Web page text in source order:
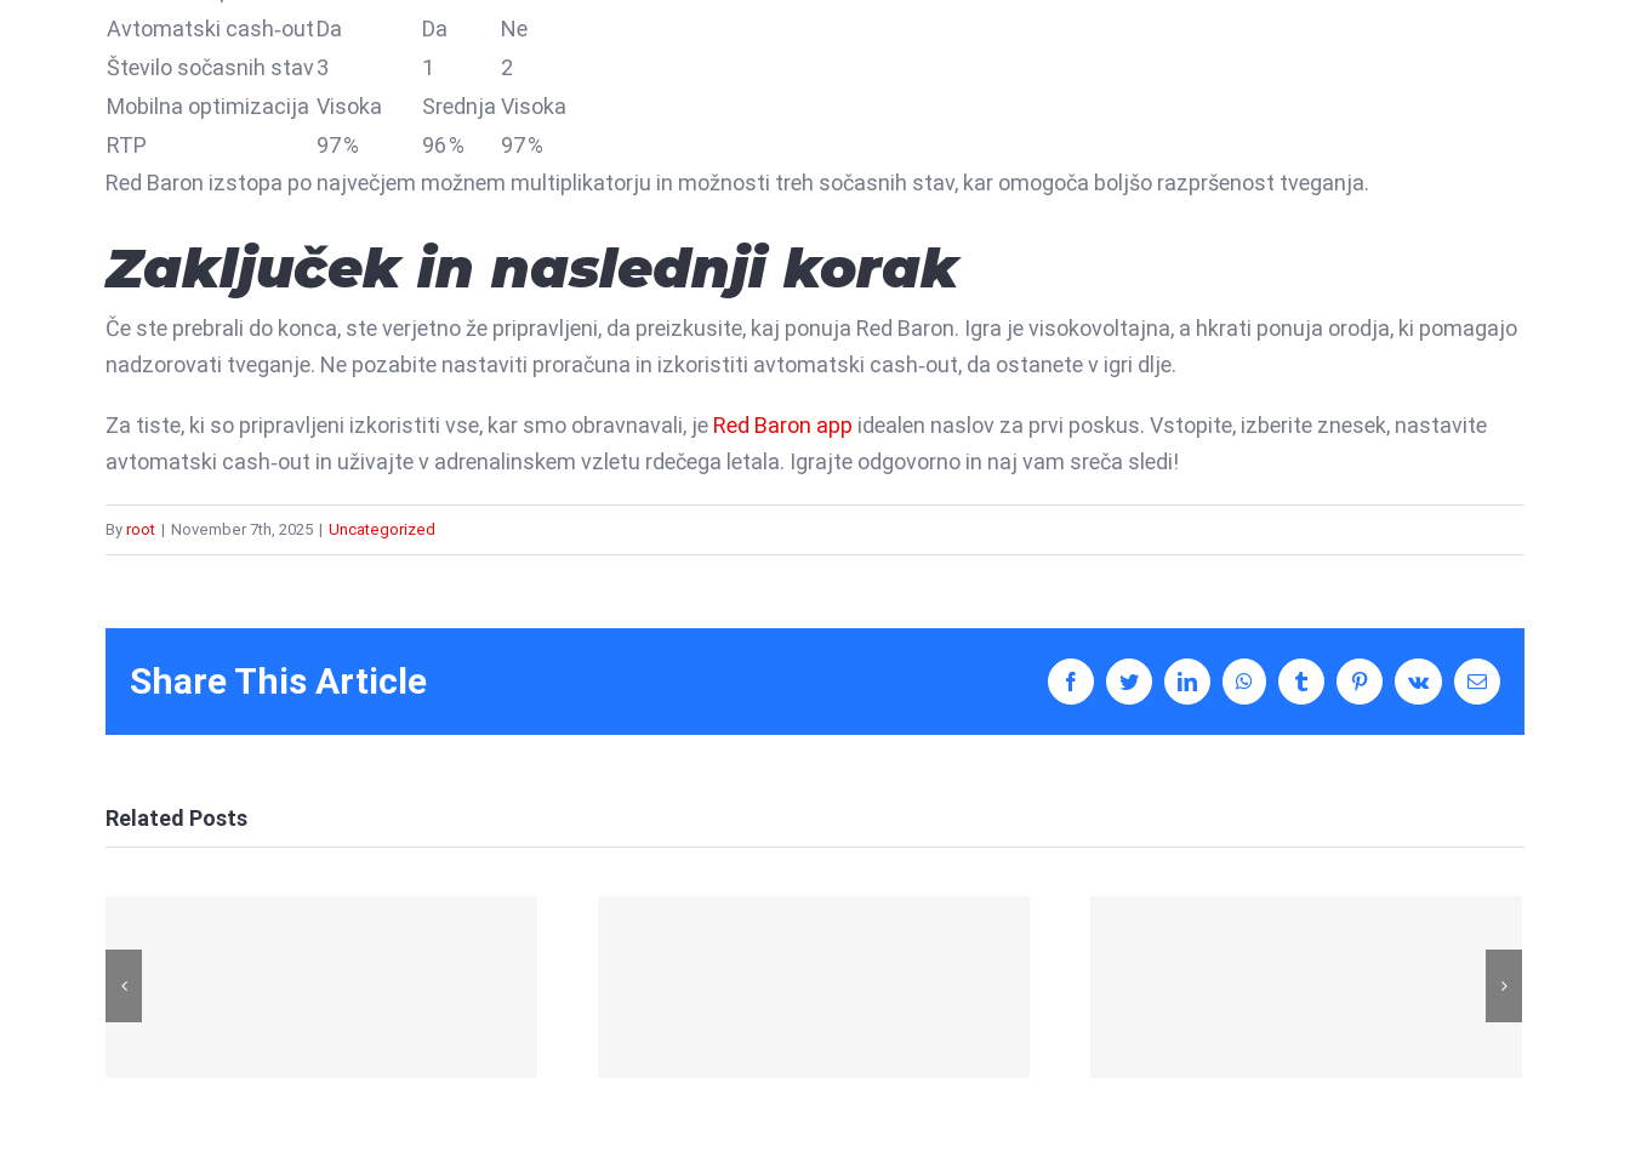
Avtomatski cash‑outDa Da
Ne
Število sočasnih stav3 1
2
Mobilna optimizacija Visoka Srednja Visoka
RTP
97 % 96 %
97 %
Red Baron izstopa po največjem možnem multiplikatorju in možnosti treh sočasnih stav, kar omogoča boljšo razpršenost tveganja.
Zaključek in naslednji korak
Če ste prebrali do konca, ste verjetno že pripravljeni, da preizkusite, kaj ponuja Red Baron. Igra je visokovoltajna, a hkrati ponuja orodja, ki pomagajo
nadzorovati tveganje. Ne pozabite nastaviti proračuna in izkoristiti avtomatski cash‑out, da ostanete v igri dlje.
Za tiste, ki so pripravljeni izkoristiti vse, kar smo obravnavali, je Red Baron app idealen naslov za prvi poskus. Vstopite, izberite znesek, nastavite
avtomatski cash‑out in uživajte v adrenalinskem vzletu rdečega letala. Igrajte odgovorno in naj vam sreča sledi!
By root | November 7th, 2025 | Uncategorized
Share This Article facebooktwitter linkedin whatsapptumblr pinterestvk Email
Related Posts